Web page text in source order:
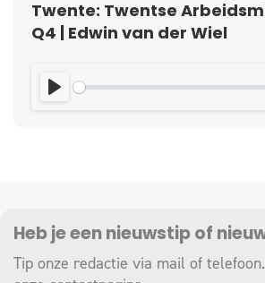
Twente: Twentse
Q4 | Edwin van der Wiel
PLAY
Heb je een nieuwstip of
Tip onze redactie via mail of